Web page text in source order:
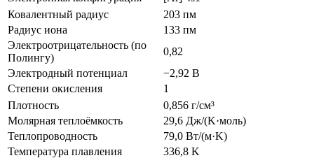
Ковалентный радиус
203 пм
Радиус иона
133 пм
Электроотрицательность (по
Полингу)
0,82
Электродный потенциал
−2,92 В
Степени окисления
1
Плотность
0,856 г/см³
Молярная теплоёмкость
29,6 Дж/(K·моль)
Теплопроводность
79,0 Вт/(м·K)
Температура плавления
336,8 K